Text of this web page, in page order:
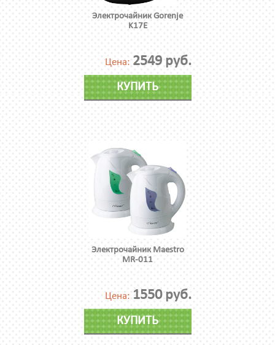
Электрочайник Gorenje
K17E
Цена: 2549 руб.
КУПИТЬ
Электрочайник Maestro
MR-011
Цена: 1550 руб.
КУПИТЬ